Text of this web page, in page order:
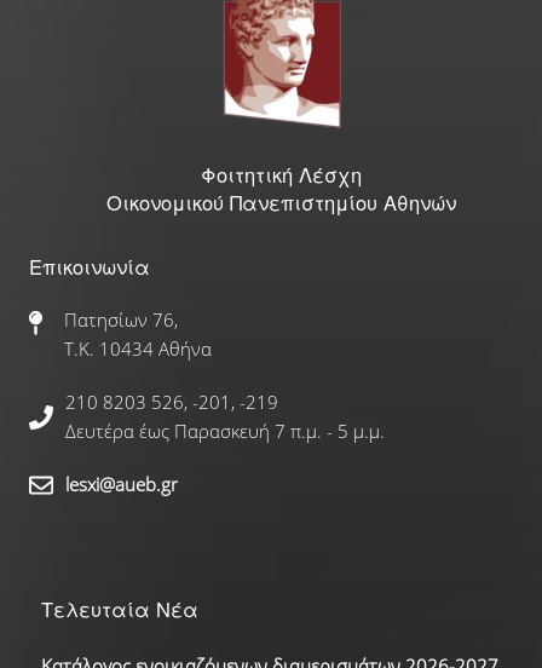
Ξένες Γλώσσες
Αγγλικά
Γερμανικά
Δραστηριότητες
Φοιτητική Λέσχη
Οικονομικού Πανεπιστημίου Αθηνών
Επικοινωνία
Πατησίων 76,
Τ.Κ. 10434 Αθήνα
210 8203 526, -201, -219
Δευτέρα έως Παρασκευή 7 π.μ. - 5 μ.μ.
lesxi@aueb.gr
Τελευταία Νέα